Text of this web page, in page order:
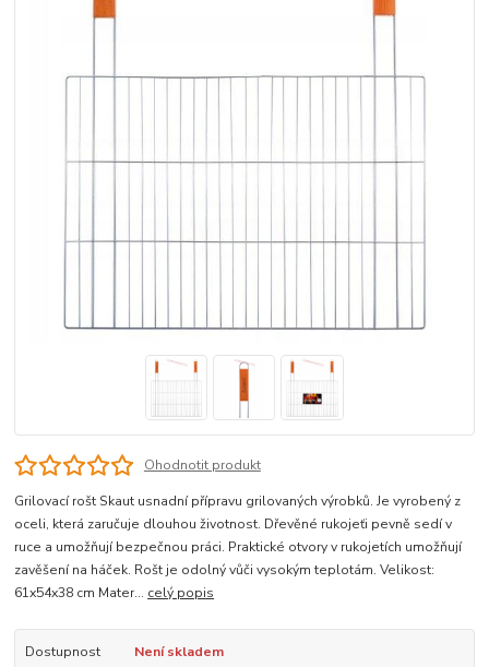
Ohodnotit produkt
Grilovací rošt Skaut usnadní přípravu grilovaných výrobků. Je vyrobený z
oceli, která zaručuje dlouhou životnost. Dřevěné rukojeťi pevně sedí v
ruce a umožňují bezpečnou práci. Praktické otvory v rukojetích umožňují
zavěšení na háček. Rošt je odolný vůči vysokým teplotám. Velikost:
61x54x38 cm Mater... celý popis
Dostupnost Není skladem